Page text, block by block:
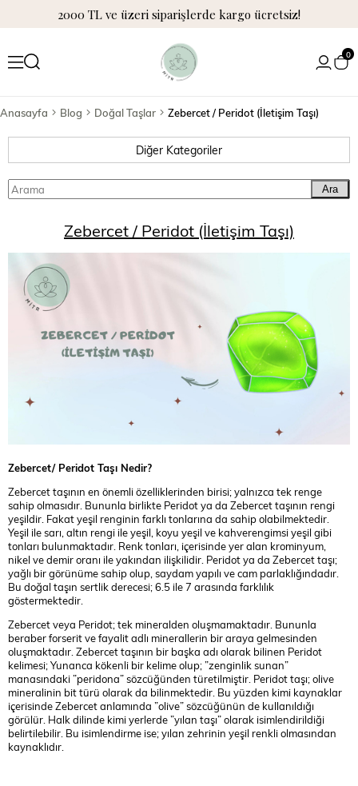
2000 TL ve üzeri siparişlerde kargo ücretsiz!
0
Anasayfa Blog Doğal Taşlar Zebercet / Peridot (İletişim Taşı)
Diğer Kategoriler
Ara
Zebercet / Peridot (İletişim Taşı)
Zebercet/ Peridot Taşı Nedir?
Zebercet taşının en önemli özelliklerinden birisi; yalnızca tek renge
sahip olmasıdır. Bununla birlikte Peridot ya da Zebercet taşının rengi
yeşildir. Fakat yeşil renginin farklı tonlarına da sahip olabilmektedir.
Yeşil ile sarı, altın rengi ile yeşil, koyu yeşil ve kahverengimsi yeşil gibi
tonları bulunmaktadır. Renk tonları, içerisinde yer alan krominyum,
nikel ve demir oranı ile yakından ilişkilidir. Peridot ya da Zebercet taşı;
yağlı bir görünüme sahip olup, saydam yapılı ve cam parlaklığındadır.
Bu doğal taşın sertlik derecesi; 6.5 ile 7 arasında farklılık
göstermektedir.
Zebercet veya Peridot; tek mineralden oluşmamaktadır. Bununla
beraber forserit ve fayalit adlı minerallerin bir araya gelmesinden
oluşmaktadır. Zebercet taşının bir başka adı olarak bilinen Peridot
kelimesi; Yunanca kökenli bir kelime olup; ”zenginlik sunan”
manasındaki ”peridona” sözcüğünden türetilmiştir. Peridot taşı; olive
mineralinin bit türü olarak da bilinmektedir. Bu yüzden kimi kaynaklar
içerisinde Zebercet anlamında ”olive” sözcüğünün de kullanıldığı
görülür. Halk dilinde kimi yerlerde ”yılan taşı” olarak isimlendirildiği
belirtilebilir. Bu isimlendirme ise; yılan zehrinin yeşil renkli olmasından
kaynaklıdır.